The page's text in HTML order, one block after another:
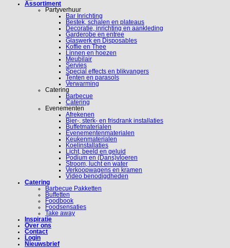
Assortiment
Partyverhuur
Bar Inrichting
Bestek, schalen en plateaus
Decoratie, inrichting en aankleding
Garderobe en entree
Glaswerk en Disposables
Koffie en Thee
Linnen en hoezen
Meubilair
Servies
Special effects en blikvangers
Tenten en parasols
Verwarming
Catering
Barbecue
Catering
Evenementen
Afrekenen
Bier-, sterk- en frisdrank installaties
Buffetmaterialen
Evenementenmaterialen
Keukenmaterialen
Koelinstallaties
Licht, beeld en geluid
Podium en (Dans)vloeren
Stroom, lucht en water
Verkoopwagens en kramen
Video benodigdheden
Catering
Barbecue Pakketten
Buffetten
Foodbook
Foodsensaties
Take away
Inspiratie
Over ons
Contact
Login
Nieuwsbrief